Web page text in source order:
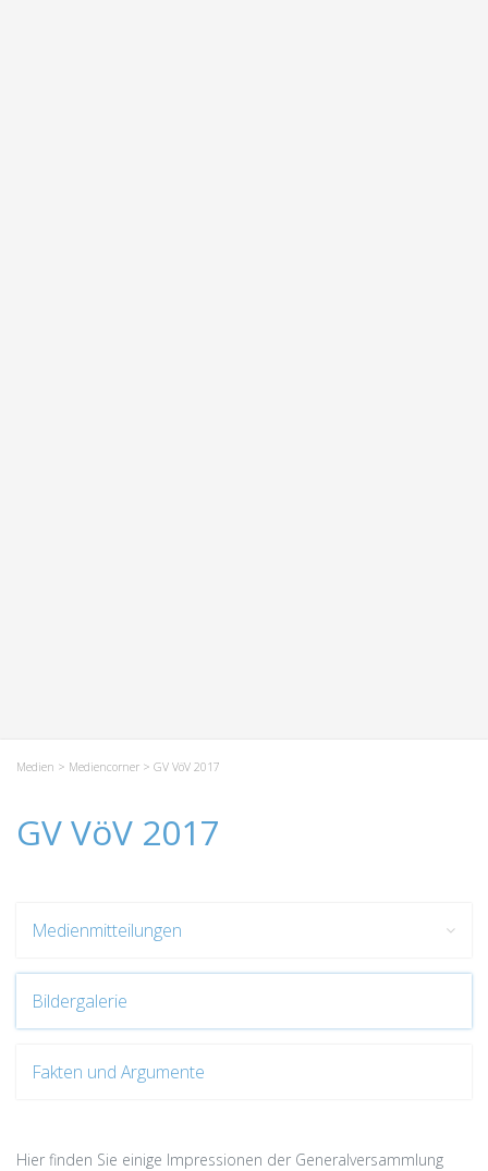
Medien > Mediencorner > GV VöV 2017
GV VöV 2017
Medienmitteilungen
Bildergalerie
Fakten und Argumente
Hier finden Sie einige Impressionen der Generalversammlung